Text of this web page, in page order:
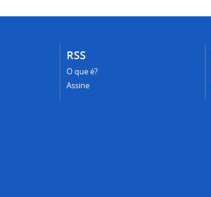
RSS
O que é?
Assine